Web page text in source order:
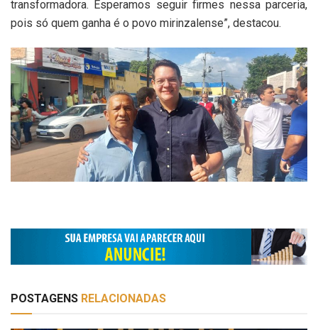
transformadora. Esperamos seguir firmes nessa parceria,
pois só quem ganha é o povo mirinzalense”, destacou.
POSTAGENS RELACIONADAS